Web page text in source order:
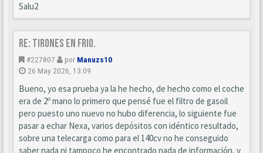
Salu2
Re: Tirones en frio.
#227807 por Manuzs10
26 May 2026, 13:09
Bueno, yo esa prueba ya la he hecho, de hecho como el coche
era de 2º mano lo primero que pensé fue el filtro de gasoil
pero puesto uno nuevo no hubo diferencia, lo siguiente fue
pasar a echar Nexa, varios depósitos con idéntico resultado,
sobre una telecarga como para el 140cv no he conseguido
saber nada ni tampoco he encontrado nada de información, y